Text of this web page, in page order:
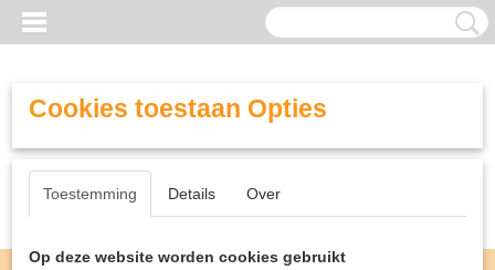
Cookies toestaan Opties
Toestemming Details Over
Op deze website worden cookies gebruikt